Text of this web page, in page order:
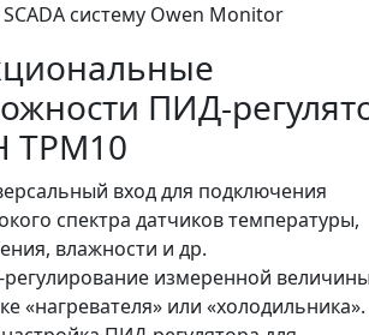
систему Owen Monitor
ПИД-
ТРМ10
вход для подключения
спектра датчиков температуры,
влажности и др.
измеренной
«нагревателя» или «холодильника».